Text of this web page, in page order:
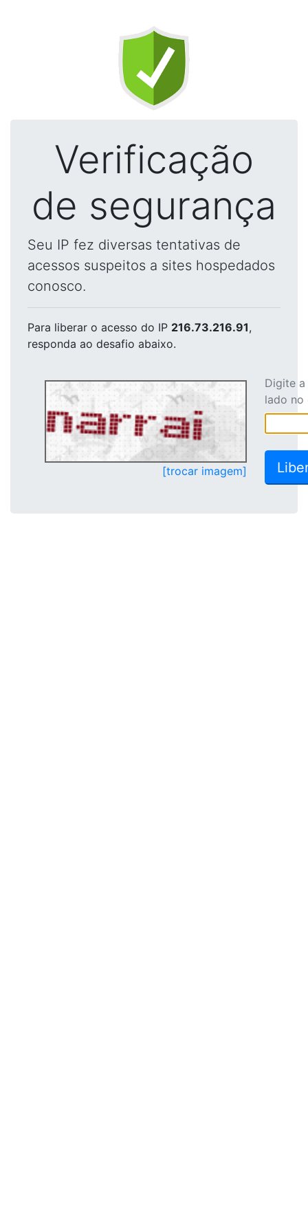
Verificação
de segurança
Seu IP fez diversas tentativas de
acessos suspeitos a sites hospedados
conosco.
Para liberar o acesso do IP 216.73.216.91,
responda ao desafio abaixo.
[trocar imagem]
Digite
lado no